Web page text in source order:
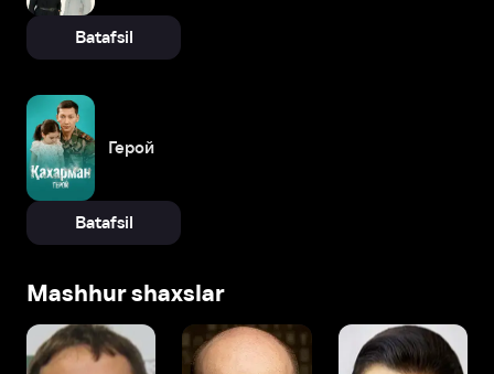
Batafsil
Герой
Batafsil
Mashhur shaxslar